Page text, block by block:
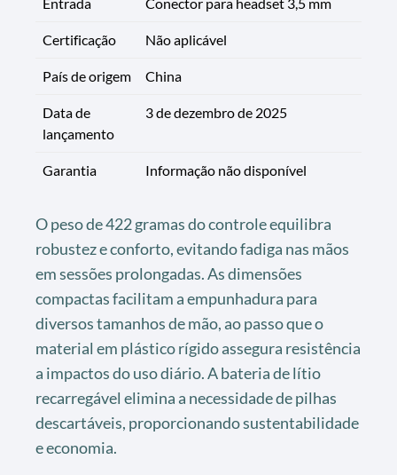
Certificação Não aplicável
País de origem China
Data de
lançamento
3 de dezembro de 2025
Garantia Informação não disponível
O peso de 422 gramas do controle equilibra
robustez e conforto, evitando fadiga nas mãos
em sessões prolongadas. As dimensões
compactas facilitam a empunhadura para
diversos tamanhos de mão, ao passo que o
material em plástico rígido assegura resistência
a impactos do uso diário. A bateria de lítio
recarregável elimina a necessidade de pilhas
descartáveis, proporcionando sustentabilidade
e economia.